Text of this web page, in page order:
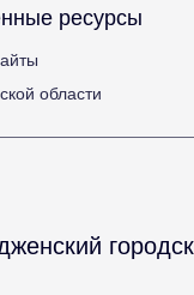
ресурсы
области